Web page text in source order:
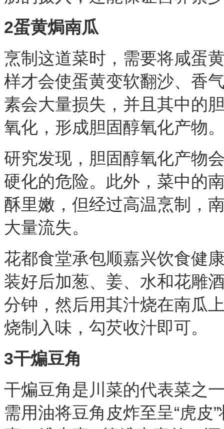
2蛋黄焗南瓜
烹制这道菜时，需要将咸蛋
样才会使蛋黄变软翻沙、香
素会大量损失，并且其中的
氧化，形成胆固醇氧化产物
研究发现，胆固醇氧化产物
硬化的危险。此外，菜中的
酥里嫩，但经过高温烹制，
大量流失。
花都食堂承包顺嘉兴饮食健
装好后加葱、姜、水和花雕
分钟，然后用其汁烧在南瓜
烧制入味，勾芡收汁即可。
3干煸豆角
干煸豆角是川菜的代表菜之
需用油将豆角皮炸至呈“虎皮